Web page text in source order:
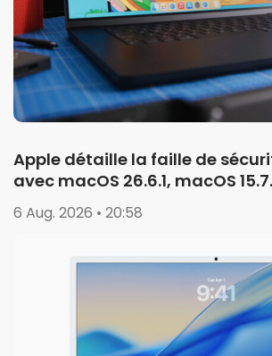
Apple détaille la faille de
avec macOS 26.6.1, macOS
14.8.9
6 Aug. 2026 • 20:58